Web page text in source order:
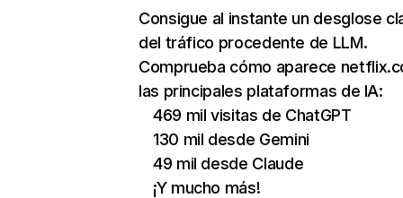
Consigue al instante un desglose
del tráfico procedente de LLM.
Comprueba cómo aparece
las principales plataformas de IA:
469 mil visitas de ChatGPT
130 mil desde Gemini
49 mil desde Claude
¡Y mucho más!